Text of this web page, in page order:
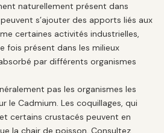
naturellement présent dans
s’ajouter des apports liés aux
certaines activités industrielles,
fois présent dans les milieux
par différents organismes
pas les organismes les
le Cadmium. Les coquillages, qui
certains crustacés peuvent en
la chair de poisson. Consultez